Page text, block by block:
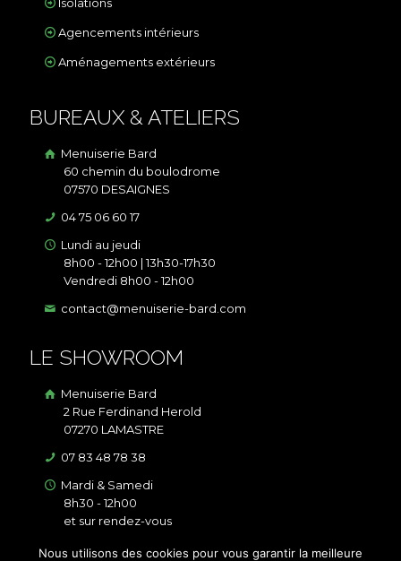
Isolations
Agencements intérieurs
Aménagements extérieurs
BUREAUX & ATELIERS
Menuiserie Bard
60 chemin du boulodrome
07570 DESAIGNES
04 75 06 60 17
Lundi au jeudi
8h00 - 12h00 | 13h30-17h30
Vendredi 8h00 - 12h00
contact@menuiserie-bard.com
LE SHOWROOM
Menuiserie Bard
2 Rue Ferdinand Herold
07270 LAMASTRE
07 83 48 78 38
Mardi & Samedi
8h30 - 12h00
et sur rendez-vous
contact@menuiserie-bard.com
Nous utilisons des cookies pour vous garantir la meilleure